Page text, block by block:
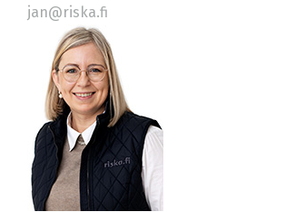
jan@riska.fi